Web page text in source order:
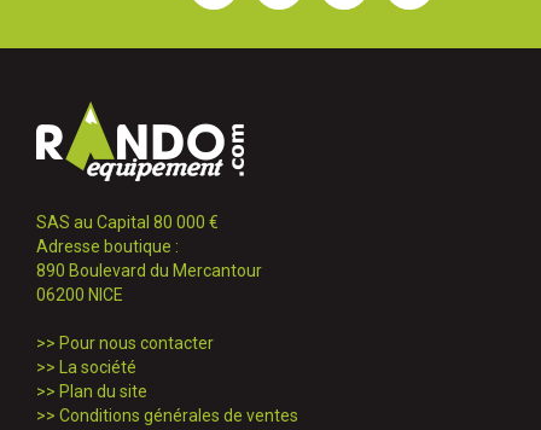
SAS au Capital 80 000 €
Adresse boutique :
890 Boulevard du Mercantour
06200 NICE
>> Pour nous contacter
>>
La société
>> Plan du site
>> Conditions générales de ventes